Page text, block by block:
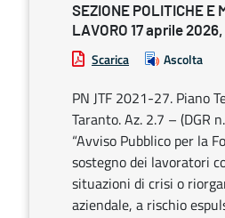
SEZIONE POLITICHE E
LAVORO 17 aprile 2026,
Scarica Ascolta
PN JTF 2021-27. Piano
Taranto. Az. 2.7 – (DGR
“Avviso Pubblico per la
sostegno dei lavoratori
situazioni di crisi o
aziendale, a rischio